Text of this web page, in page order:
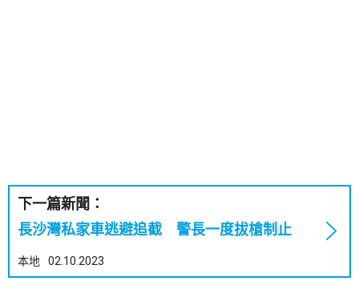
下一篇新聞：
長沙灣私家車逃避追截 警長一度拔槍制止
本地 02.10.2023